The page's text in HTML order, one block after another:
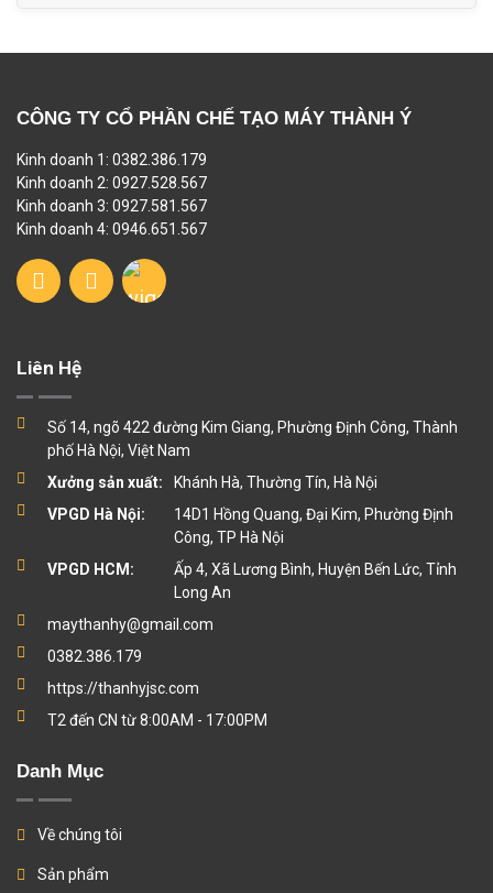
CÔNG TY CỔ PHẦN CHẾ TẠO MÁY THÀNH Ý
Kinh doanh 1: 0382.386.179
Kinh doanh 2: 0927.528.567
Kinh doanh 3: 0927.581.567
Kinh doanh 4: 0946.651.567
Liên Hệ
Số 14, ngõ 422 đường Kim Giang, Phường Định Công, Thành
phố Hà Nội, Việt Nam
Xưởng sản xuất:
Khánh Hà, Thường Tín, Hà Nội
VPGD Hà Nội:
14D1 Hồng Quang, Đại Kim, Phường Định
Công, TP Hà Nội
VPGD HCM:
Ấp 4, Xã Lương Bình, Huyện Bến Lức, Tỉnh
Long An
maythanhy@gmail.com
0382.386.179
https://thanhyjsc.com
T2 đến CN từ 8:00AM - 17:00PM
Danh Mục
Về chúng tôi
Sản phẩm